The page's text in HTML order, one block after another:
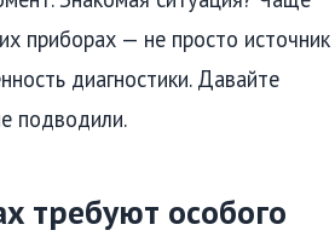
приборах — не просто источник
диагностики. Давайте
подводили.
требуют особого